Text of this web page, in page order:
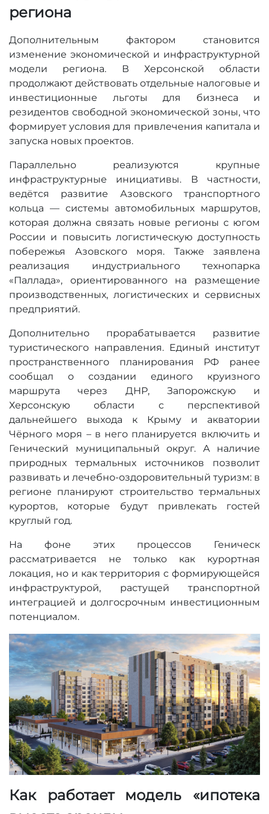
региона
Дополнительным фактором становится
изменение экономической и инфраструктурной
модели региона. В Херсонской области
продолжают действовать отдельные налоговые и
инвестиционные льготы для бизнеса и
резидентов свободной экономической зоны, что
формирует условия для привлечения капитала и
запуска новых проектов.
Параллельно реализуются крупные
инфраструктурные инициативы. В частности,
ведётся развитие Азовского транспортного
кольца — системы автомобильных маршрутов,
которая должна связать новые регионы с югом
России и повысить логистическую доступность
побережья Азовского моря. Также заявлена
реализация индустриального технопарка
«Паллада», ориентированного на размещение
производственных, логистических и сервисных
предприятий.
Дополнительно прорабатывается развитие
туристического направления. Единый институт
пространственного планирования РФ ранее
сообщал о создании единого круизного
маршрута через ДНР, Запорожскую и
Херсонскую области с перспективой
дальнейшего выхода к Крыму и акватории
Чёрного моря – в него планируется включить и
Генический муниципальный округ. А наличие
природных термальных источников позволит
развивать и лечебно-оздоровительный туризм: в
регионе планируют строительство термальных
курортов, которые будут привлекать гостей
круглый год.
На фоне этих процессов Геническ
рассматривается не только как курортная
локация, но и как территория с формирующейся
инфраструктурой, растущей транспортной
интеграцией и долгосрочным инвестиционным
потенциалом.
Как работает модель «ипотека